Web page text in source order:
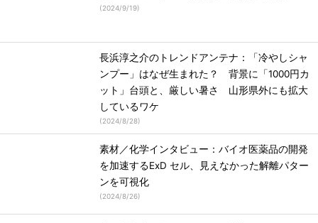
(2024/9/19)
長浜淳之介のトレンドアンテナ：「冷やしシャ
ンプー」はなぜ生まれた？ 背景に「1000円カ
ット」台頭と、厳しい暑さ 山形県外にも拡大
しているワケ
(2024/8/28)
素材／化学インタビュー：バイオ医薬品の開発
を加速するExD セル、見えなかった解離パター
ンを可視化
(2024/8/26)